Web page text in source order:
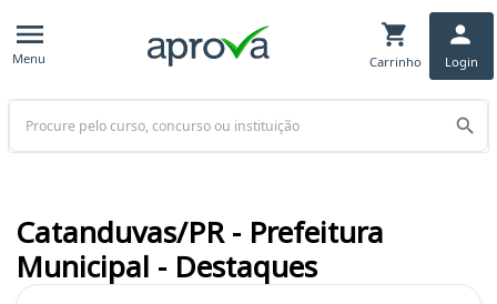
Menu Carrinho Login
Buscar
Catanduvas/PR - Prefeitura
Municipal - Destaques